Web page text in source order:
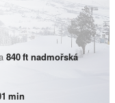
840ft nadmořská
min